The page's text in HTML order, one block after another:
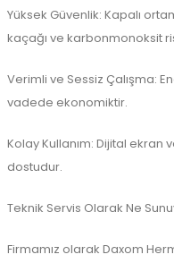
Yüksek Güvenlik: Kapalı
kaçağı ve karbonmonoksit
Verimli ve Sessiz Çalışma:
vadede ekonomiktir.
Kolay Kullanım: Dijital ekran
dostudur.
Teknik Servis Olarak Ne
Firmamız olarak Daxom